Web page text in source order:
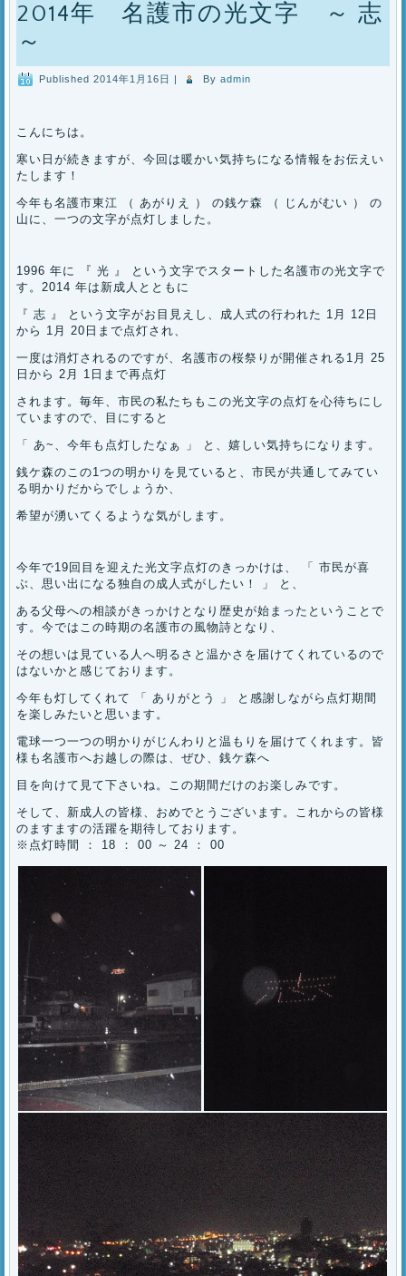
2014年 名護市の光文字 ～ 志
～
Published 2014年1月16日 By admin
こんにちは。
寒い日が続きますが、今回は暖かい気持ちになる情報をお伝えい
たします！
今年も名護市東江 （ あがりえ ） の銭ケ森 （ じんがむい ） の
山に、一つの文字が点灯しました。
1996 年に 『 光 』 という文字でスタートした名護市の光文字で
す。2014 年は新成人とともに
『 志 』 という文字がお目見えし、成人式の行われた 1月 12日
から 1月 20日まで点灯され、
一度は消灯されるのですが、名護市の桜祭りが開催される1月 25
日から 2月 1日まで再点灯
されます。毎年、市民の私たちもこの光文字の点灯を心待ちにし
ていますので、目にすると
「 あ~、今年も点灯したなぁ 」 と、嬉しい気持ちになります。
銭ケ森のこの1つの明かりを見ていると、市民が共通してみてい
る明かりだからでしょうか、
希望が湧いてくるような気がします。
今年で19回目を迎えた光文字点灯のきっかけは、 「 市民が喜
ぶ、思い出になる独自の成人式がしたい！ 」 と、
ある父母への相談がきっかけとなり歴史が始まったということで
す。今ではこの時期の名護市の風物詩となり、
その想いは見ている人へ明るさと温かさを届けてくれているので
はないかと感じております。
今年も灯してくれて 「 ありがとう 」 と感謝しながら点灯期間
を楽しみたいと思います。
電球一つ一つの明かりがじんわりと温もりを届けてくれます。皆
様も名護市へお越しの際は、ぜひ、銭ケ森へ
目を向けて見て下さいね。この期間だけのお楽しみです。
そして、新成人の皆様、おめでとうございます。これからの皆様
のますますの活躍を期待しております。
※点灯時間 ： 18 ： 00 ～ 24 ： 00